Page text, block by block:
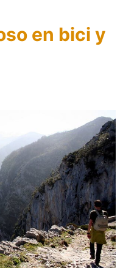
en bici y